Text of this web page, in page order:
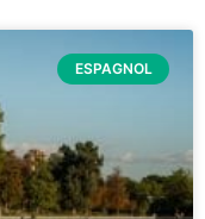
ESPAGNOL